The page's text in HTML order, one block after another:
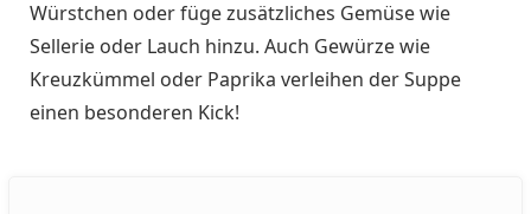
Würstchen oder füge zusätzliches Gemüse wie
Sellerie oder Lauch hinzu. Auch Gewürze wie
Kreuzkümmel oder Paprika verleihen der Suppe
einen besonderen Kick!